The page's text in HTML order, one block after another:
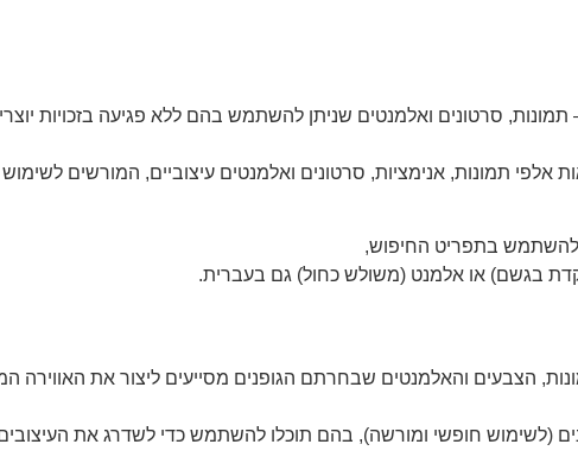
סרטונים ואלמנטים שניתן להשתמש בהם ללא פגיעה בזכויות
תמונות, אנימציות, סרטונים ואלמנטים עיצוביים, המורשים לשימוש
להשתמש בתפריט החיפוש,
בגשם) או אלמנט (משולש כחול) גם בעברית.
הצבעים והאלמנטים שבחרתם הגופנים מסייעים ליצור את האווירה
(לשימוש חופשי ומורשה), בהם תוכלו להשתמש כדי לשדרג את